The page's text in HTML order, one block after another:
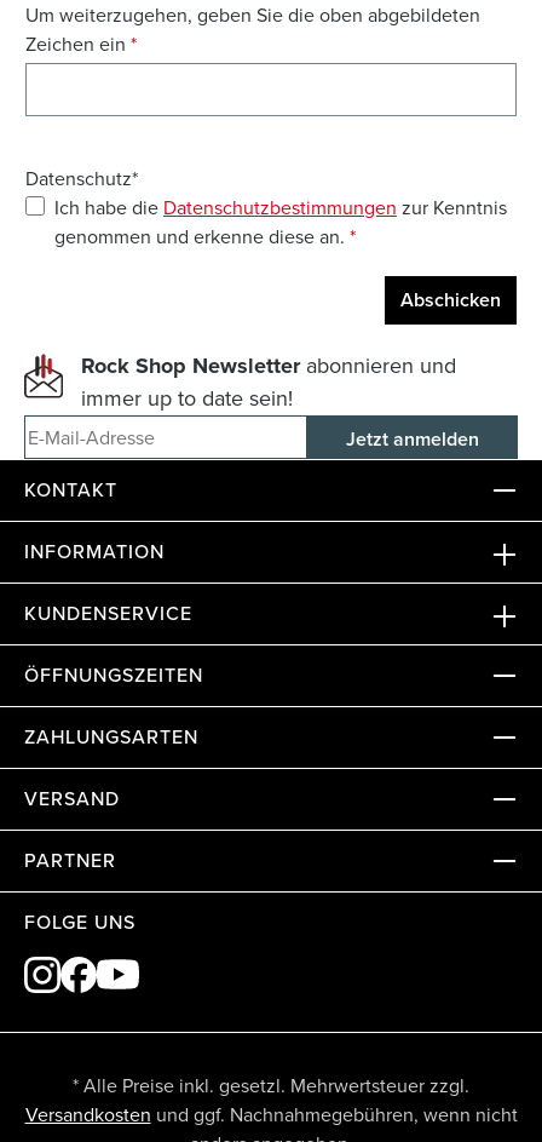
Um weiterzugehen, geben Sie die oben abgebildeten
Zeichen ein *
Datenschutz*
Ich habe die Datenschutzbestimmungen zur Kenntnis
genommen und erkenne diese an. *
Abschicken
Rock Shop Newsletterabonnieren und
immer up to date sein!
E-Mail-Adresse
KONTAKT
INFORMATION
KUNDENSERVICE
ÖFFNUNGSZEITEN
ZAHLUNGSARTEN
VERSAND
PARTNER
FOLGE UNS
* Alle Preise inkl. gesetzl. Mehrwertsteuer zzgl.
Versandkosten und ggf. Nachnahmegebühren, wenn nicht